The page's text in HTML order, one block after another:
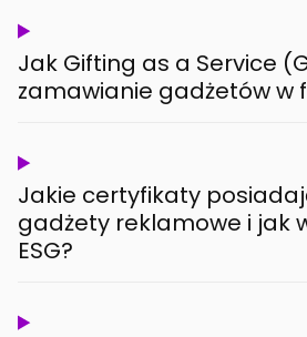
Jak Gifting as a Service
zamawianie gadżetów w
Jakie certyfikaty
gadżety reklamowe i jak
ESG?